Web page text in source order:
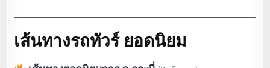
เส้นทางรถทัวร์ ยอดนิยม